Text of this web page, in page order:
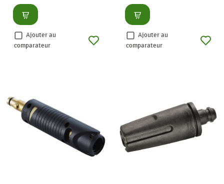
Consulter
Ajouter au
comparateur
Consulter
Ajouter au
comparateur